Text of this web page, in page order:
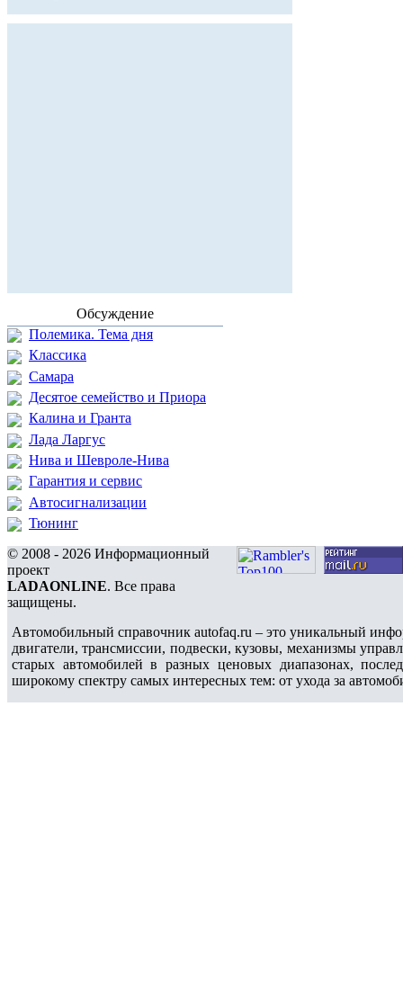
Обсуждение
Полемика. Тема дня
Классика
Самара
Десятое семейство и Приора
Калина и Гранта
Лада Ларгус
Нива и Шевроле-Нива
Гарантия и сервис
Автосигнализации
Тюнинг
© 2008 - 2026 Информационный
проект
LADAONLINE. Все права
защищены.
Автомобильный справочник autofaq.ru – это уникальный
двигатели, трансмиссии, подвески, кузовы, механизмы
старых автомобилей в разных ценовых диапазонах,
широкому спектру самых интересных тем: от ухода за